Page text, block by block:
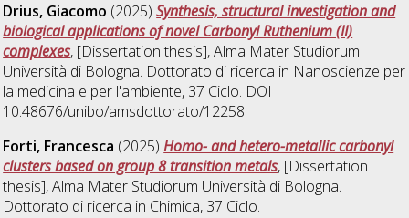
Drius, Giacomo (2025)Synthesis, structural investigation and
biological applications of novel Carbonyl Ruthenium (II)
complexes, [Dissertation thesis], Alma Mater Studiorum
Università di Bologna. Dottorato di ricerca in Nanoscienze per
la medicina e per l'ambiente, 37 Ciclo. DOI
10.48676/unibo/amsdottorato/12258.
Forti, Francesca (2025)Homo- and hetero-metallic carbonyl
clusters based on group 8 transition metals, [Dissertation
thesis], Alma Mater Studiorum Università di Bologna.
Dottorato di ricerca in Chimica, 37 Ciclo.